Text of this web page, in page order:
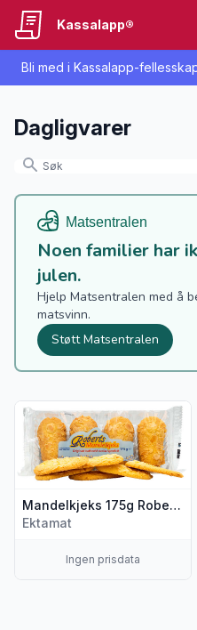
Bli med i Kassalapp-
Kassalapp®
Dagligvarer
Noen familier har
julen.
Hjelp Matsentralen med å
matsvinn.
Støtt Matsentralen
Mandelkjeks 175g Roberts
Ektamat
Ingen prisdata
Vis flere detaljer for